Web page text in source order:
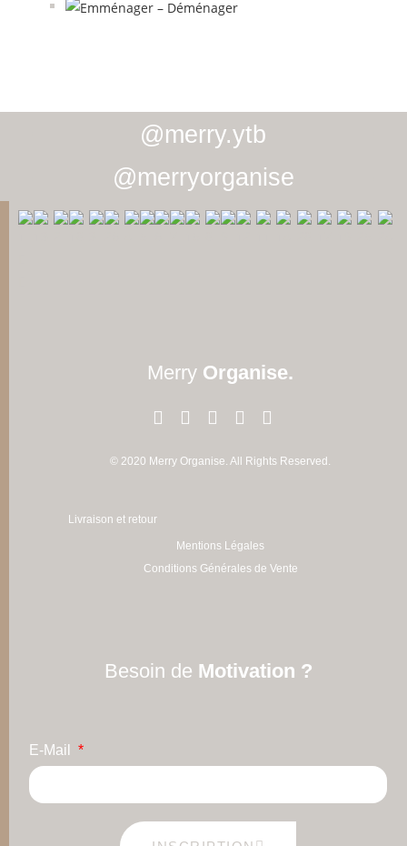
@merry.ytb
@merryorganise
Merry Organise.
© 2020 Merry Organise. All Rights Reserved.
Livraison et retour
Mentions Légales
Conditions Générales de Vente
Besoin de Motivation ?
E-Mail